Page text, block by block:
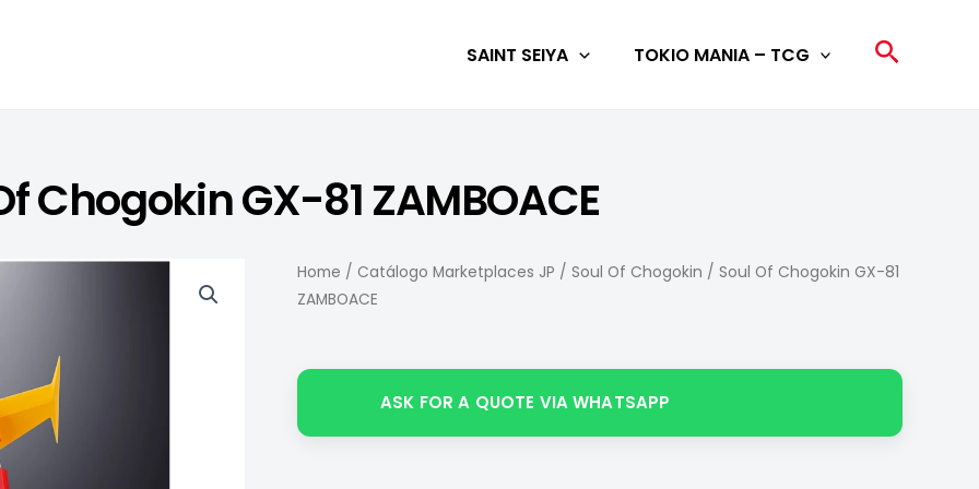
SAINT SEIYA TOKIO MANIA – TCG Search
Chogokin GX-81 ZAMBOACE
Home /Catálogo Marketplaces JP /Soul Of Chogokin / Soul Of Chogokin GX-81
ZAMBOACE
ASK FOR A QUOTE VIA WHATSAPP